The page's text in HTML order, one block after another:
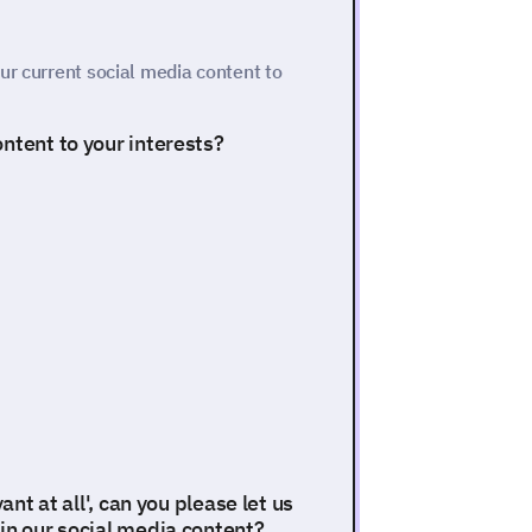
current social media content to
to your interests?
at all', can you please let us